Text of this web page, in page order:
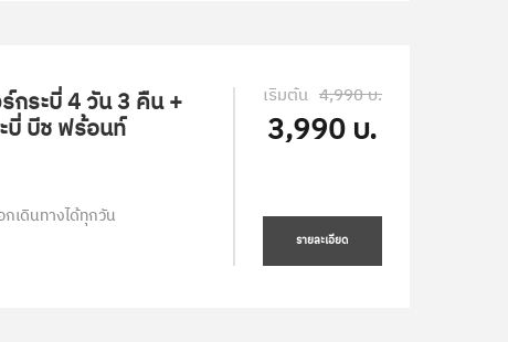
กระบี่ 4 วัน 3 คืน +
บี่ บีช ฟร้อนท์
กเดินทางได้ทุกวัน
เริ่มต้น 4,990 บ.
3,990 บ.
รายละเอียด